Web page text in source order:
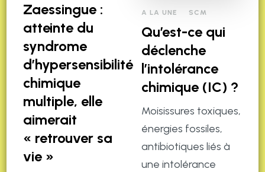
Zaessingue :
atteinte du
syndrome
d’hypersensibilité
chimique
multiple, elle
aimerait
« retrouver sa
vie »
A LA UNE SCM
Qu’est-ce qui
déclenche
l’intolérance
chimique (IC) ?
Moisissures toxiques,
énergies fossiles,
antibiotiques liés à
une intolérance